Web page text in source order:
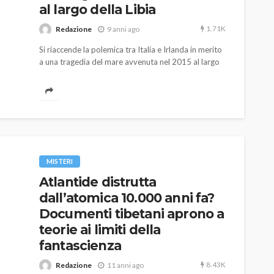
al largo della Libia
Redazione 9 anni ago 1.71K
Si riaccende la polemica tra Italia e Irlanda in merito
a una tragedia del mare avvenuta nel 2015 al largo
MISTERI
Atlantide distrutta
dall’atomica 10.000 anni fa?
Documenti tibetani aprono a
teorie ai limiti della
fantascienza
Redazione 11 anni ago 8.43K
791
passione per
l’automobilismo
abbracciano la stessa causa
god 9 mesi ago